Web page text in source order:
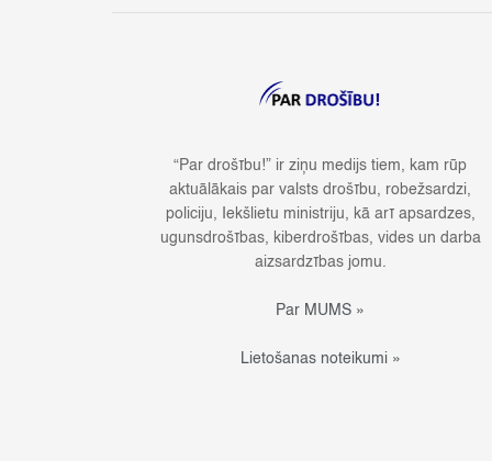
“Par drošību!” ir ziņu medijs tiem, kam rūp
aktuālākais par valsts drošību, robežsardzi,
policiju, Iekšlietu ministriju, kā arī apsardzes,
ugunsdrošības, kiberdrošības, vides un darba
aizsardzības jomu.
Par MUMS »
Lietošanas noteikumi »